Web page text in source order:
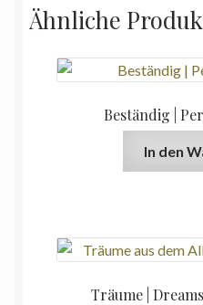
Ähnliche
Beständig |
In den
Träume |